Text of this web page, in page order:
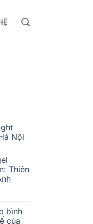
Nội
Thiên
bình
của